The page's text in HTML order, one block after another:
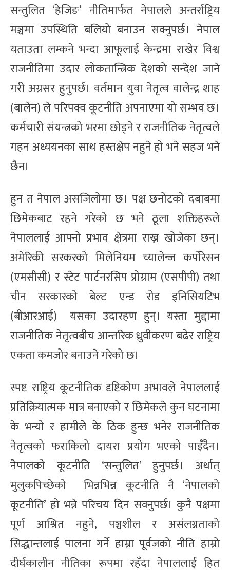
सन्तुलित ‘हेजिङ’ नीतिमार्फत नेपालले अन्तर्राष्ट्रिय
मञ्चमा उपस्थिति बलियो बनाउन सक्नुपर्छ। नेपाल
यताउता लम्कने भन्दा आफूलाई केन्द्रमा राखेर विश्व
राजनीतिमा उदार लोकतान्त्रिक देशको सन्देश जाने
गरी अग्रसर हुनुपर्छ। वर्तमान युवा नेतृत्व वालेन्द्र शाह
(बालेन) ले परिपक्व कूटनीति अपनाएमा यो सम्भव छ।
कर्मचारी संयन्त्रको भरमा छोड्ने र राजनीतिक नेतृत्वले
गहन अध्ययनका साथ हस्तक्षेप नहुने हो भने सहज भने
छैन।
हुन त नेपाल असजिलोमा छ। पक्ष छनोटको दबाबमा
छिमेकबाट रहने गरेको छ भने ठूला शक्तिहरूले
नेपाललाई आफ्नो प्रभाव क्षेत्रमा राख्न खोजेका छन्।
अमेरिकी सरकरको मिलेनियम च्यालेन्ज कर्पोरेसन
(एमसीसी) र स्टेट पार्टनरसिप प्रोग्राम (एसपीपी) तथा
चीन सरकारको बेल्ट एन्ड रोड इनिसियटिभ
(बीआरआई) यसका उदारहण हुन्। यस्ता मुद्दामा
राजनीतिक नेतृत्वबीच आन्तरिक ध्रुवीकरण बढेर राष्ट्रिय
एकता कमजोर बनाउने गरेको छ।
स्पष्ट राष्ट्रिय कूटनीतिक दृष्टिकोण अभावले नेपाललाई
प्रतिक्रियात्मक मात्र बनाएको र छिमेकले कुन घटनामा
के भन्यो र हामीले के ठिक हुन्छ भनेर राजनीतिक
नेतृत्वको फराकिलो दायरा प्रयोग भएको पाइँदैन।
नेपालको कूटनीति ‘सन्तुलित’ हुनुपर्छ। अर्थात्
मुलुकपिच्छेको भिन्नभिन्न कूटनीति नै ‘नेपालको
कूटनीति’ हो भन्ने परिचय दिन सक्नुपर्छ। कुनै पक्षमा
पूर्ण आश्रित नहुने, पञ्चशील र असंलग्नताको
सिद्धान्तलाई पालना गर्ने हाम्रा पूर्वजको नीति हाम्रो
दीर्घकालीन नीतिका रूपमा रहँदा नेपाललाई हित